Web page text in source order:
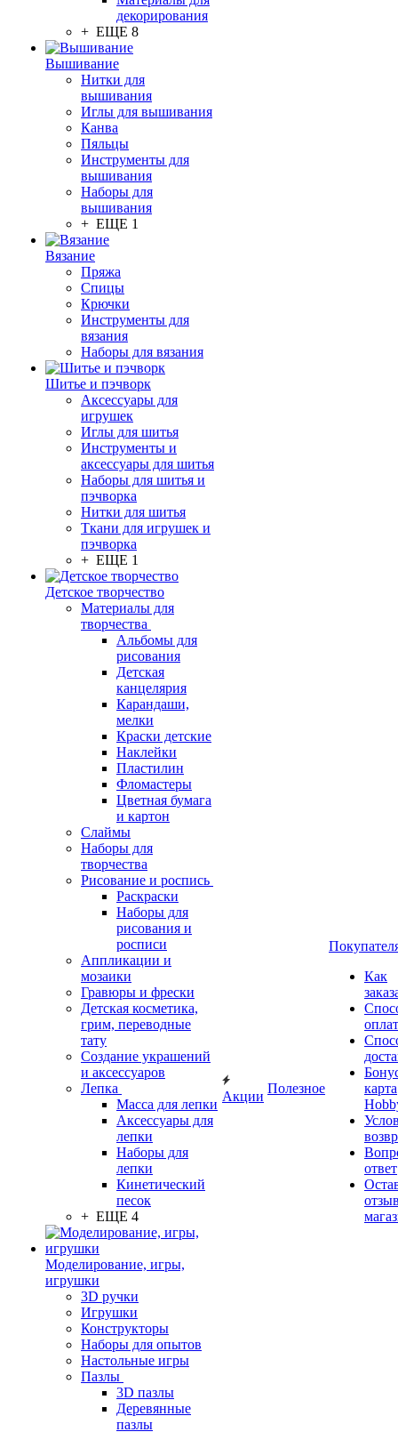
декорирования
+ ЕЩЕ 8
Вышивание
Нитки для
вышивания
Иглы для вышивания
Канва
Пяльцы
Инструменты для
вышивания
Наборы для
вышивания
+ ЕЩЕ 1
Вязание
Пряжа
Спицы
Крючки
Инструменты для
вязания
Наборы для вязания
Шитье и пэчворк
Аксессуары для
игрушек
Иглы для шитья
Инструменты и
аксессуары для шитья
Наборы для шитья и
пэчворка
Нитки для шитья
Ткани для игрушек и
пэчворка
+ ЕЩЕ 1
Детское творчество
Материалы для
творчества
Альбомы для
рисования
Детская
канцелярия
Карандаши,
мелки
Краски детские
Наклейки
Пластилин
Фломастеры
Цветная бумага
и картон
Слаймы
Наборы для
творчества
Рисование и роспись
Раскраски
Наборы для
рисования и
росписи
Аппликации и
мозаики
Гравюры и фрески
Детская косметика,
грим, переводные
тату
Создание украшений
и аксессуаров
Лепка
Масса для лепки
Аксессуары для
лепки
Наборы для
лепки
Кинетический
песок
+ ЕЩЕ 4
Моделирование, игры,
игрушки
3D ручки
Игрушки
Конструкторы
Наборы для опытов
Настольные игры
Пазлы
3D пазлы
Деревянные
пазлы
Акции
Полезное
Как
карта
ответ